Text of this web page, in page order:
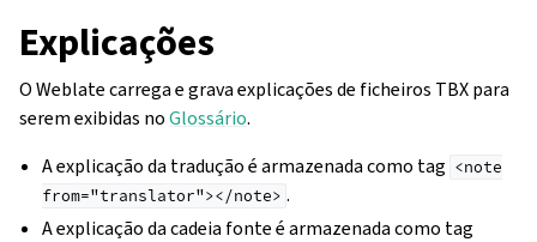
Explicações
O Weblate carrega e grava explicações de ficheiros TBX para
serem exibidas noGlossário.
A explicação da tradução é armazenada como tag <note
from="translator"></note> .
A explicação da cadeia fonte é armazenada como tag